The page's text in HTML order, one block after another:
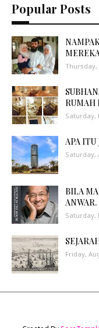
Popular Posts
Thursday,
Saturday,
APA ITU
Saturday,
BILA
ANWAR.
Saturday,
Friday,